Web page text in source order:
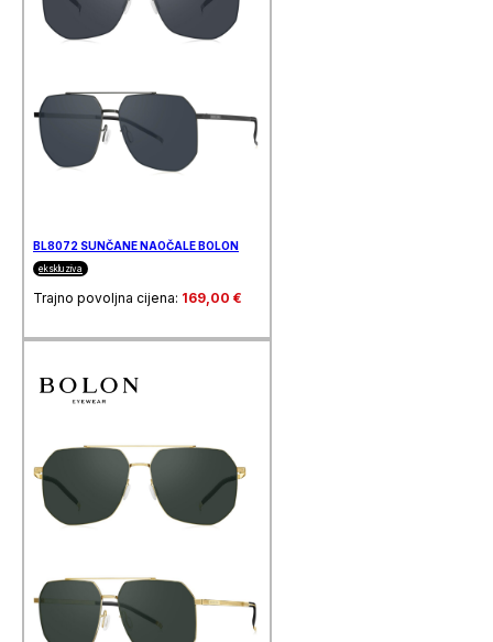
BL8072 SUNČANE NAOČALE BOLON
ekskluziva
Trajno povoljna cijena: 169,00 €